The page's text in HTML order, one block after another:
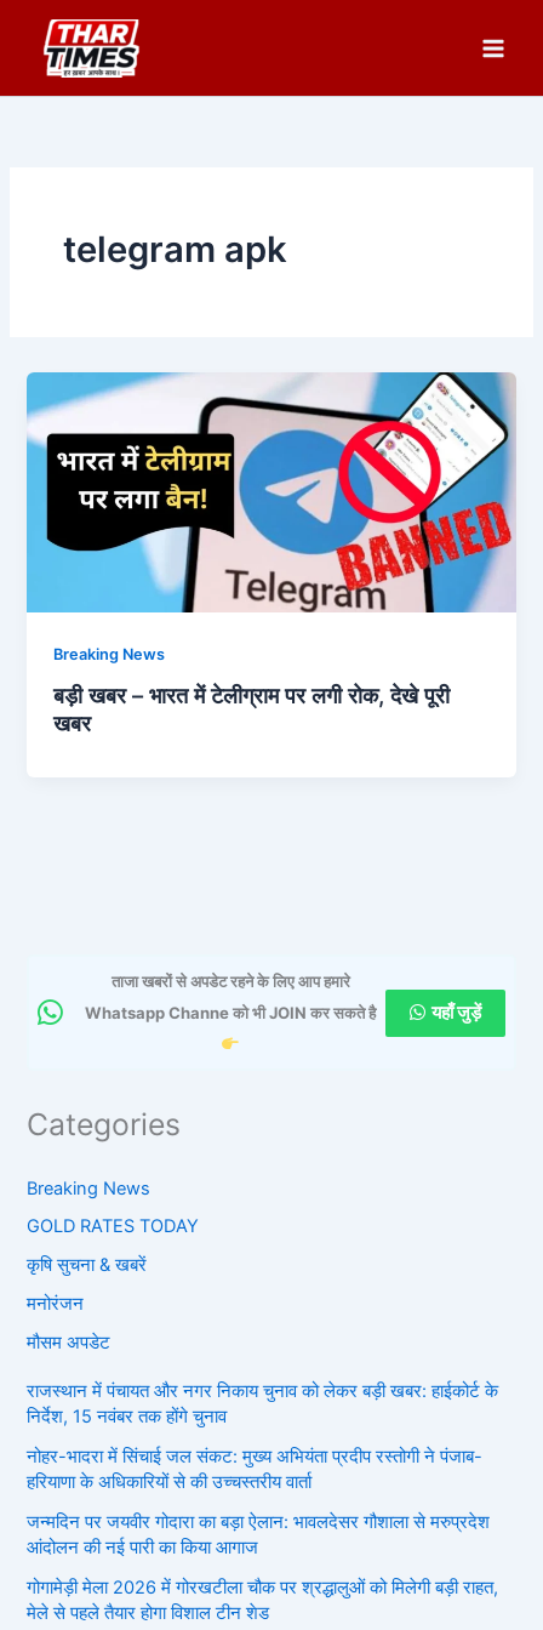
content
telegram apk
Breaking News
बड़ी खबर – भारत में टेलीग्राम पर लगी रोक, देखे पूरी
खबर
ताजा खबरों से अपडेट रहने के लिए आप हमारे
Whatsapp Channe को भी JOIN कर सकते है
यहाँ जुड़ें
Categories
Breaking News
GOLD RATES TODAY
कृषि सुचना & खबरें
मनोरंजन
मौसम अपडेट
राजस्थान में पंचायत और नगर निकाय चुनाव को लेकर बड़ी खबर: हाईकोर्ट के
निर्देश, 15 नवंबर तक होंगे चुनाव
नोहर-भादरा में सिंचाई जल संकट: मुख्य अभियंता प्रदीप रस्तोगी ने पंजाब-
हरियाणा के अधिकारियों से की उच्चस्तरीय वार्ता
जन्मदिन पर जयवीर गोदारा का बड़ा ऐलान: भावलदेसर गौशाला से मरुप्रदेश
आंदोलन की नई पारी का किया आगाज
गोगामेड़ी मेला 2026 में गोरखटीला चौक पर श्रद्धालुओं को मिलेगी बड़ी राहत,
मेले से पहले तैयार होगा विशाल टीन शेड